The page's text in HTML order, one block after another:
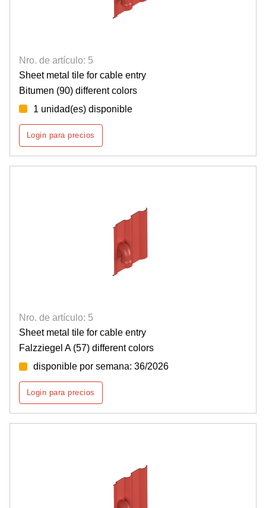
Nro. de artículo: 5
Sheet metal tile for cable entry
Bitumen (90) different colors
1 unidad(es) disponible
Login para precios
Nro. de artículo: 5
Sheet metal tile for cable entry
Falzziegel A (57) different colors
disponible por semana: 36/2026
Login para precios